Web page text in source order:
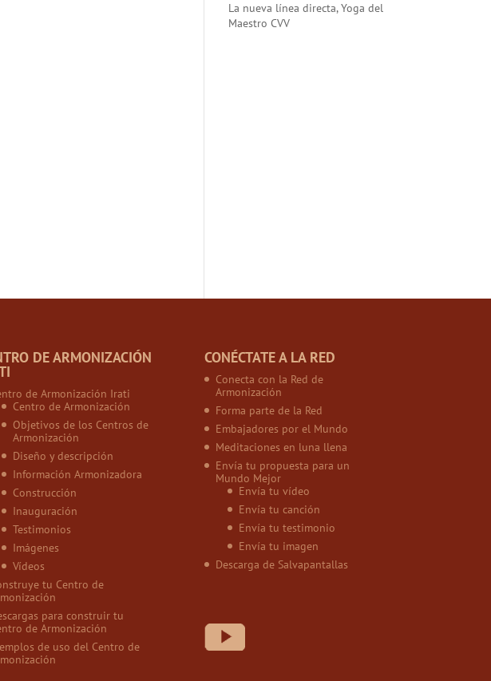
La nueva línea directa, Yoga del
Maestro CVV
DE ARMONIZACIÓN
de Armonización Irati
Centro de Armonización
Objetivos de los Centros de
Armonización
Diseño y descripción
Información Armonizadora
Construcción
Inauguración
Testimonios
Imágenes
Vídeos
tu Centro de
para construir tu
de Armonización
de uso del Centro de
CONÉCTATE A LA RED
Conecta con la Red de
Armonización
Forma parte de la Red
Embajadores por el Mundo
Meditaciones en luna llena
Envía tu propuesta para un
Mundo Mejor
Envía tu vídeo
Envía tu canción
Envía tu testimonio
Envía tu imagen
Descarga de Salvapantallas